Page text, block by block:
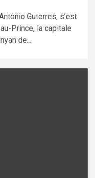
Guterres, s’est
Prince, la capitale
de...